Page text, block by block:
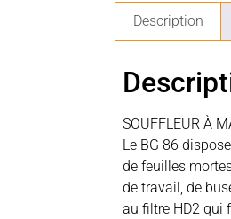
Description
SOUFFLEUR À
Le BG 86
de feuilles
de travail, de
au filtre HD2 qui